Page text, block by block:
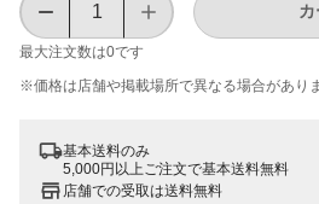
最大注文数は0です
※価格は​店舗や​掲載場所で​異なる​場合が​ありま
基本送料のみ
5,000円以上ご注文で基本送料無料
店舗での受取は送料無料